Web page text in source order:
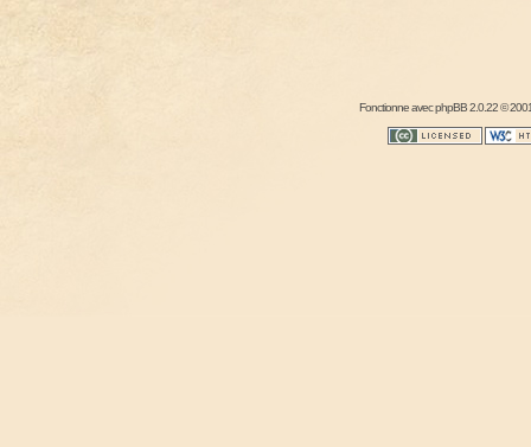
Fonctionne avecphpBB2.0.22 ©